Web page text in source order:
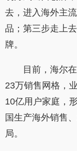
去，进入海外主
品；第三步走上
牌。
目前，海尔
23万销售网格，
10亿用户家庭，
国生产海外销售
局。